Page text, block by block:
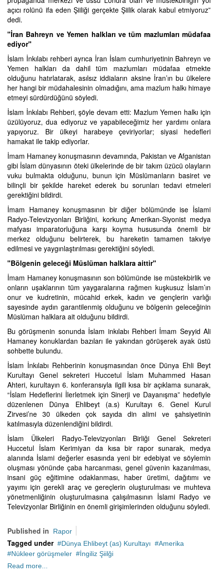
açıcı rolünü ifa eden Şiiliği gerçekte Şiilik olarak kabul etmiyoruz”
dedi.
"İran Bahreyn ve Yemen halkları ve tüm mazlumları müdafaa
ediyor"
İslam İnkılabı rehberi ayrıca İran İslam cumhuriyetinin Bahreyn ve
Yemen halkları da dahil tüm mazlumları müdafaa etmekte
olduğunu hatırlatarak, asılsız iddiaların aksine İran’ın bu ülkelere
her hangi bir müdahalesinin olmadığını, ama mazlum halkı himaye
etmeyi sürdürdüğünü söyledi.
İslam İnkılabı Rehberi, şöyle devam etti: Mazlum Yemen halkı için
üzülüyoruz, dua ediyoruz ve yapabileceğimiz her yardımı onlara
yapıyoruz. Bir ülkeyi harabeye çeviriyorlar; siyasi hedefleri
hamakat ile takip ediyorlar.
İmam Hamaney konuşmasının devamında, Pakistan ve Afganistan
gibi İslam dünyasının öteki ülkelerinde de bir takım üzücü olayların
vuku bulmakta olduğunu, bunun için Müslümanların basiret ve
bilinçli bir şekilde hareket ederek bu sorunları tedavi etmeleri
gerektiğini bildirdi.
İmam Hamaney konuşmasının bir diğer bölümünde ise İslami
Radyo-Televizyonları Birliğini, korkunç Amerikan-Siyonist medya
mafyası imparatorluğuna karşı koyma hususunda önemli bir
merkez olduğunu belirterek, bu hareketin tamamen takviye
edilmesi ve yaygınlaştırılması gerektiğini söyledi.
"Bölgenin geleceği Müslüman halklara aittir"
İmam Hamaney konuşmasının son bölümünde ise müstekbirlik ve
onların uşaklarının tüm yaygaralarına rağmen kuşkusuz İslam’ın
onur ve kudretinin, mücahid erkek, kadın ve gençlerin varlığı
sayesinde aydın garantilenmiş olduğunu ve bölgenin geleceğinin
Müslüman halklara ait olduğunu bildirdi.
Bu görüşmenin sonunda İslam inkılabı Rehberi İmam Seyyid Ali
Hamaney konuklardan bazıları ile yakından görüşerek ayak üstü
sohbette bulundu.
İslam İnkılabı Rehberinin konuşmasından önce Dünya Ehli Beyt
Kurultayı Genel sekreteri Huccetul İslam Muhammed Hasan
Ahteri, kurultayın 6. konferansıyla ilgili kısa bir açıklama sunarak,
“İslam Hedeflerini İlerletmek için Sinerji ve Dayanışma” hedefiyle
düzenlenen Dünya Ehlibeyt (a.s) Kurultayı 6. Genel Kurul
Zirvesi’ne 30 ülkeden çok sayıda din alimi ve şahsiyetinin
katılmasıyla düzenlendiğini bildirdi.
İslam Ülkeleri Radyo-Televizyonları Birliği Genel Sekreteri
Huccetul İslam Kerimiyan da kısa bir rapor sunarak, medya
alanında İslami değerler esasında yeni bir edebiyat ve söylemin
oluşması yönünde çaba harcanması, genel güvenin kazanılması,
insani güç eğitimine odaklanması, haber üretimi, dağıtımı ve
yayımı için gerekli araç ve gereçlerin oluşturulması ve muhteva
yönetmenliğinin oluşturulmasına çalışılmasının İslami Radyo ve
Televizyonlar Birliğinin en önemli girişimlerinden olduğunu söyledi.
Published in Rapor
Tagged under Dünya Ehlibeyt (as) Kurultayı
Amerika
Nükleer görüşmeler
İngiliz Şiilği
Read more...